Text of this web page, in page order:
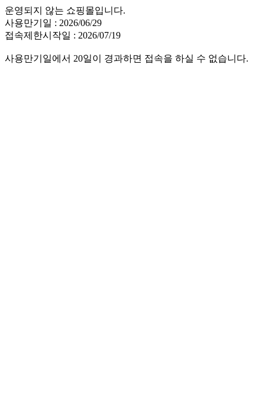
운영되지 않는 쇼핑몰입니다.
사용만기일 : 2026/06/29
접속제한시작일 : 2026/07/19
사용만기일에서 20일이 경과하면 접속을 하실 수 없습니다.